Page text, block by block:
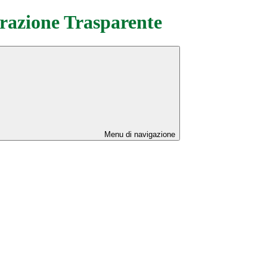
Trasparente
Menu di navigazione